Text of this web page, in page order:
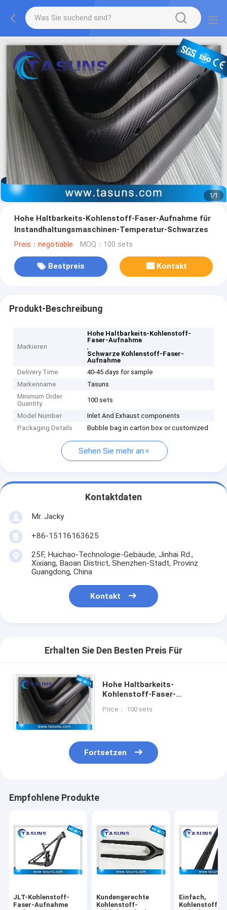
1/1
Hohe Haltbarkeits-Kohlenstoff-Faser-Aufnahme für
Instandhaltungsmaschinen-Temperatur-Schwarzes
Preis：negotiable MOQ：100 sets
Bestpreis Kontakt
Produkt-Beschreibung
Markieren
Hohe Haltbarkeits-Kohlenstoff-
Faser-Aufnahme
,
Schwarze Kohlenstoff-Faser-
Aufnahme
Delivery Time
40-45 days for sample
Markenname
Tasuns
Minimum Order
Quantity
100 sets
Model Number
Inlet And Exhaust components
Packaging Details
Bubble bag in carton box or customized
Sehen Sie mehr an
Kontaktdaten
Mr. Jacky
+86-15116163625
25F, Huichao-Technologie-Gebäude, Jinhai Rd.,
Xixiang, Baoan District, Shenzhen-Stadt, Provinz
Guangdong, China
Kontakt
Erhalten Sie Den Besten Preis Für
Hohe Haltbarkeits-
Kohlenstoff-Faser-
Instandhaltungsmaschinen-
Price： 100 sets
Fortsetzen
Empfohlene Produkte
JLT-Kohlenstoff-
Faser-Aufnahme
Kundengerechte
Kohlenstoff-
Einfach,
Kohlenstoff-